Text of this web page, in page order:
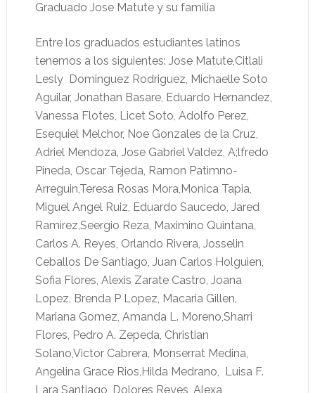
Graduado Jose Matute y su familia
Entre los graduados estudiantes latinos
tenemos a los siguientes: Jose Matute,Citlali
Lesly Dominguez Rodriguez, Michaelle Soto
Aguilar, Jonathan Basare, Eduardo Hernandez,
Vanessa Flotes, Licet Soto, Adolfo Perez,
Esequiel Melchor, Noe Gonzales de la Cruz,
Adriel Mendoza, Jose Gabriel Valdez, A;lfredo
Pineda, Oscar Tejeda, Ramon Patimno-
Arreguin,Teresa Rosas Mora,Monica Tapia,
Miguel Angel Ruiz, Eduardo Saucedo, Jared
Ramirez,Seergio Reza, Maximino Quintana,
Carlos A. Reyes, Orlando Rivera, Josselin
Ceballos De Santiago, Juan Carlos Holguien,
Sofia Flores, Alexis Zarate Castro, Joana
Lopez, Brenda P Lopez, Macaria Gillen,
Mariana Gomez, Amanda L. Moreno,Sharri
Flores, Pedro A. Zepeda, Christian
Solano,Victor Cabrera, Monserrat Medina,
Angelina Grace Rios,Hilda Medrano, Luisa F.
Lara Santiago, Dolores Reyes, Alexa